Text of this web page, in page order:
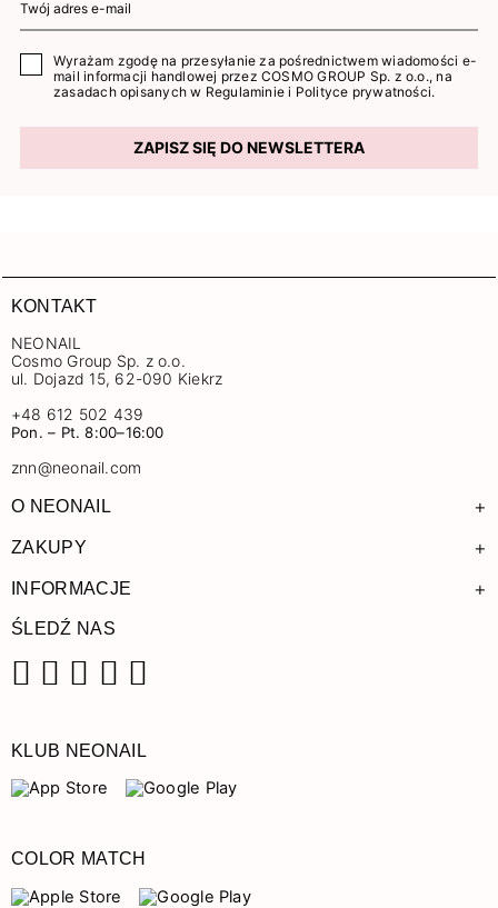
Wyrażam zgodę na przesyłanie za pośrednictwem wiadomości e-
mail informacji handlowej przez COSMO GROUP Sp. z o.o., na
zasadach opisanych w Regulaminie i Polityce prywatności.
ZAPISZ SIĘ DO NEWSLETTERA
KONTAKT
NEONAIL
Cosmo Group Sp. z o.o.
ul. Dojazd 15, 62-090 Kiekrz
+48 612 502 439
Pon. – Pt. 8:00–16:00
znn@neonail.com
O NEONAIL +
ZAKUPY +
INFORMACJE +
ŚLEDŹ NAS
KLUB NEONAIL
COLOR MATCH